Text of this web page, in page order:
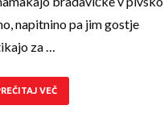
napitnino pa jim gostje
za …
VEČ